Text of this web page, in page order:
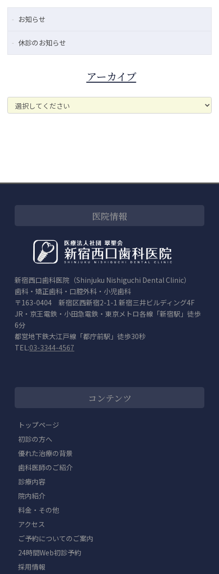
お知らせ
休診のお知らせ
アーカイブ
医院情報
新宿西口歯科医院（Shinjuku Nishiguchi Dental Clinic）
歯科・矯正歯科・口腔外科・小児歯科
〒163-0404 新宿区西新宿2-1-1 新宿三井ビルディング4F
JR・京王電鉄・小田急電鉄・東京メトロ各線「新宿駅」徒歩
6分
都営地下鉄大江戸線「都庁前駅」徒歩30秒
TEL:03-3344-4567
コンテンツ
トップページ
初診の方へ
優れた治療の背景
歯科医師のご紹介
診療内容
院内紹介
料金・その他
アクセス
ご予約についてのご案内
24時間Web初診予約
採用情報